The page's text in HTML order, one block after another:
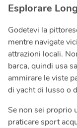
Esplorare
Godetevi la
mentre navigate
attrazioni locali.
barca, quindi usa
ammirare le viste
di yacht di lusso o
Se non sei proprio
praticare sport